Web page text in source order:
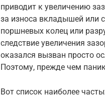
приводит к увеличению
за износа вкладышей или
поршневых колец или
следствие увеличения
оказался вызван просто
Поэтому, прежде чем
Вот список наиболее